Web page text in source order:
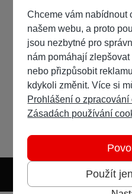
Chceme vám nabídnout
našem webu, a proto
jsou nezbytné pro
nám pomáhají
nebo přizpůsobit
kdykoli změnit. Více si
Prohlášení o
Zásadách používání
Použít